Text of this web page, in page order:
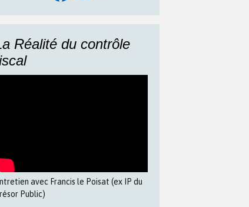
Réalité du contrôle
avec Francis le Poisat (ex IP du
Public)